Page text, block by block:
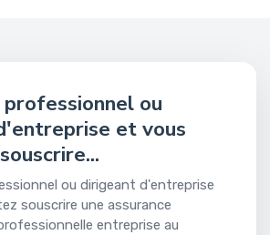
ou
et vous
ou dirigeant d'entreprise
souscrire une assurance
entreprise au